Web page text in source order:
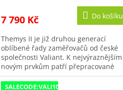
je
z
5
hvězdiček.
7 790 Kč Do košíku
Themys II je již druhou generací
oblíbené řady zaměřovačů od české
společnosti Valiant. K nejvýraznějším
novým prvkům patří přepracované
komínky s funkcí Zero-Stop. Tento
model...
SALECODE:VALI10:10:%